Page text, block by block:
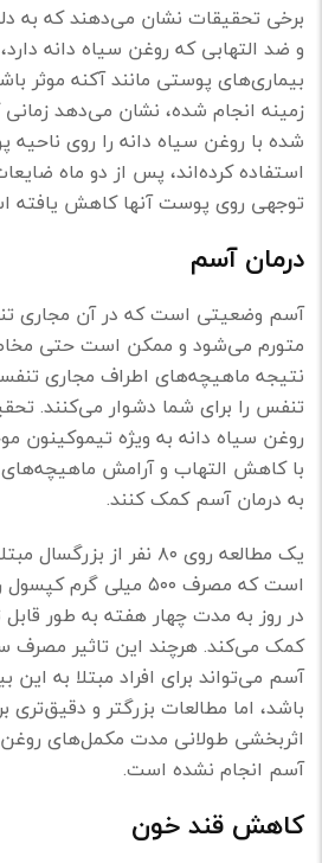
برخی تحقیقات نشان می‌دهند که به
و ضد التهابی که روغن سیاه دانه
بیماری‌های پوستی مانند آکنه موثر
زمینه انجام شده، نشان می‌دهد
شده با روغن سیاه دانه را روی ناحیه‌
استفاده کرده‌اند، پس از دو ماه
توجهی روی پوست آنها کاهش یافته
درمان آسم
آسم وضعیتی است که در آن مجاری
متورم می‌شود و ممکن است حتی مخاط
نتیجه ماهيچه‌های اطراف مجاری
تنفس را برای شما دشوار می‌کنند.
روغن سیاه دانه به ویژه تیموکینون
با کاهش التهاب و آرامش
به درمان آسم کمک کنند.
یک مطالعه روی ۸۰ نفر از
است که مصرف ۵۰۰ میلی
در روز به مدت چهار هفته به طور
کمک می‌کند. هرچند این تاثیر مصرف
آسم می‌تواند برای افراد مبتلا به این
باشد، اما مطالعات بزرگتر و دقیق‌تری
اثربخشی طولانی مدت مکمل‌‌های روغن
آسم انجام نشده است.
کاهش قند خون